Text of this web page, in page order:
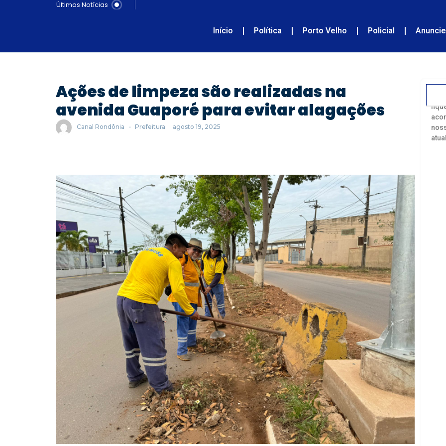
Últimas Notícias
Início Política Porto Velho Policial Anuncie
Ações de limpeza são realizadas na
avenida Guaporé para evitar alagações
Canal Rondônia - Prefeitura agosto 19, 2025